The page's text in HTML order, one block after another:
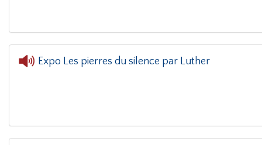
Expo Les pierres du silence par Luther